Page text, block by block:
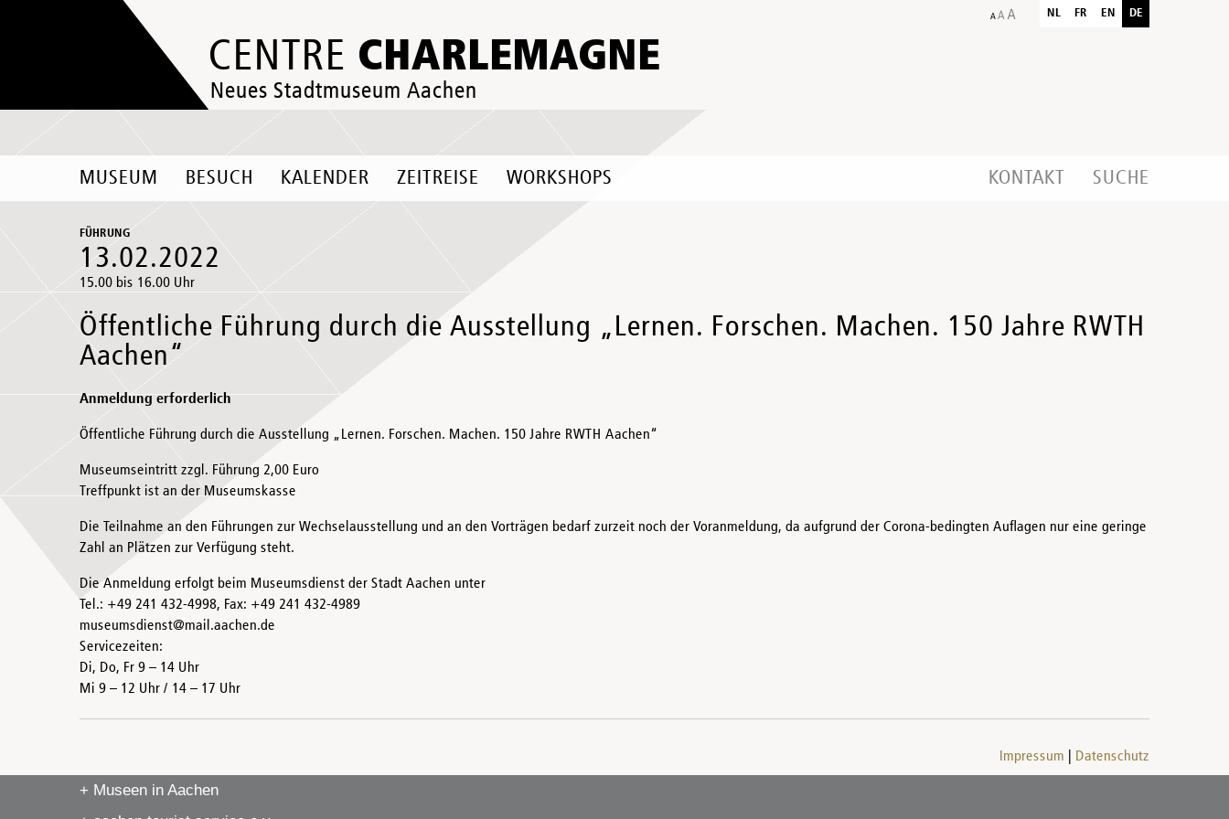
CENTRE CHARLEMAGNE
Neues Stadtmuseum Aachen
NL FR EN DE
MUSEUM BESUCH KALENDER ZEITREISE WORKSHOPS KONTAKT SUCHE
FÜHRUNG
13.02.2022
15.00 bis 16.00 Uhr
Öffentliche Führung durch die Ausstellung „Lernen. Forschen. Machen. 150 Jahre RWTH
Aachen“
Anmeldung erforderlich
Öffentliche Führung durch die Ausstellung „Lernen. Forschen. Machen. 150 Jahre RWTH Aachen“
Museumseintritt zzgl. Führung 2,00 Euro
Treffpunkt ist an der Museumskasse
Die Teilnahme an den Führungen zur Wechselausstellung und an den Vorträgen bedarf zurzeit noch der Voranmeldung, da aufgrund der Corona-bedingten Auflagen nur eine geringe
Zahl an Plätzen zur Verfügung steht.
Die Anmeldung erfolgt beim Museumsdienst der Stadt Aachen unter
Tel.: +49 241 432-4998, Fax: +49 241 432-4989
museumsdienst@mail.aachen.de
Servicezeiten:
Di, Do, Fr 9 – 14 Uhr
Mi 9 – 12 Uhr / 14 – 17 Uhr
Impressum Datenschutz
+ Museen in Aachen